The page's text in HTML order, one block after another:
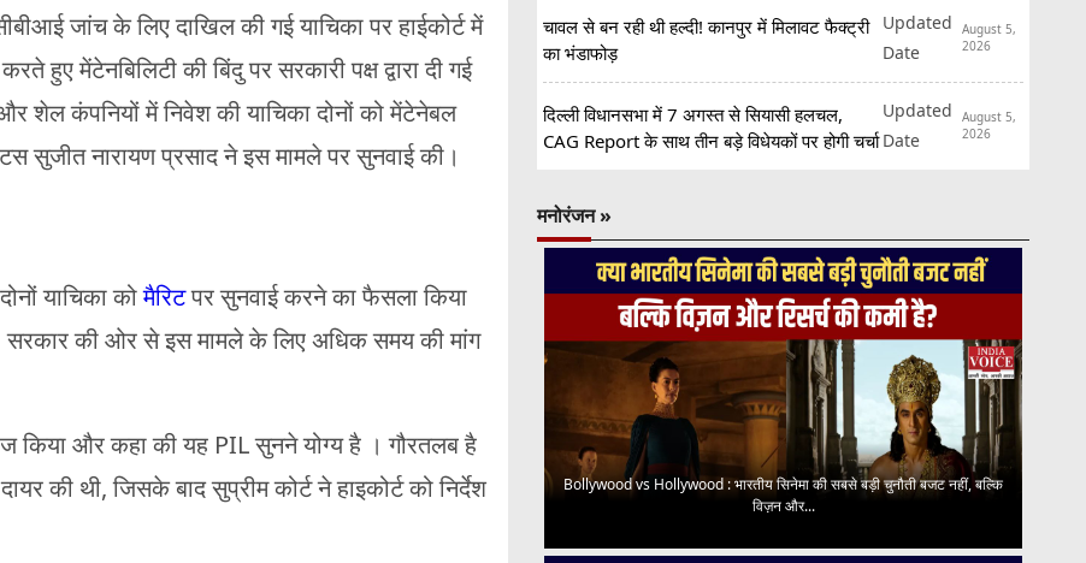
जांच के लिए दाखिल की गई याचिका पर हाईकोर्ट में
हुए मेंटेनबिलिटी की बिंदु पर सरकारी पक्ष द्वारा दी गई
शेल कंपनियों में निवेश की याचिका दोनों को मेंटेनेबल
सुजीत नारायण प्रसाद ने इस मामले पर सुनवाई की।
याचिका कोमैरिटपर सुनवाई करने का फैसला किया
की ओर से इस मामले के लिए अधिक समय की मांग
किया और कहा की यह PIL सुनने योग्य है । गौरतलब है
की थी, जिसके बाद सुप्रीम कोर्ट ने हाइकोर्ट को निर्देश
चावल से बन रही थी हल्दी! कानपुर में मिलावट फैक्ट्री
का भंडाफोड़
Updated
Date
August 5,
2026
दिल्ली विधानसभा में 7 अगस्त से सियासी हलचल,
CAG Report के साथ तीन बड़े विधेयकों पर होगी चर्चा
Updated
Date
August 5,
2026
मनोरंजन »
Bollywood vs Hollywood : भारतीय सिनेमा की सबसे बड़ी चुनौती बजट नहीं, बल्कि
विज़न और...